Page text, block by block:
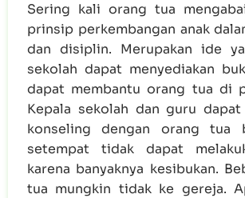
Sering kali orang tua
prinsip perkembangan anak
dan disiplin. Merupakan ide
sekolah dapat menyediakan
dapat membantu orang tua di
Kepala sekolah dan guru dapat
konseling dengan orang tua
setempat tidak dapat
karena banyaknya kesibukan.
tua mungkin tidak ke gereja.